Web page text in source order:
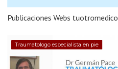
Publicaciones Webs
Traumatologo especialista en pie